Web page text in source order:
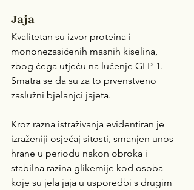
Jaja
Kvalitetan su izvor proteina i
mononezasićenih masnih kiselina,
zbog čega utječu na lučenje GLP-1.
Smatra se da su za to prvenstveno
zaslužni bjelanjci jajeta.
Kroz razna istraživanja evidentiran je
izraženiji osjećaj sitosti, smanjen unos
hrane u periodu nakon obroka i
stabilna razina glikemije kod osoba
koje su jela jaja u usporedbi s drugim